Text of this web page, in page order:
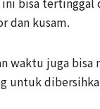
dan kusam.
waktu juga
untuk